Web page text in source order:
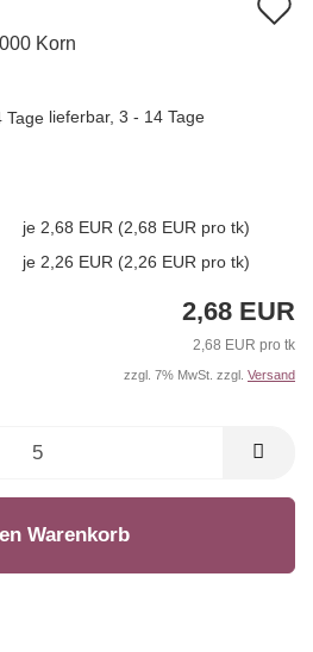
Korn
lieferbar, 3 - 14 Tage
je 2,68 EUR (2,68 EUR pro tk)
je 2,26 EUR (2,26 EUR pro tk)
2,68 EUR
2,68 EUR pro tk
zzgl. 7% MwSt. zzgl. Versand
Warenkorb